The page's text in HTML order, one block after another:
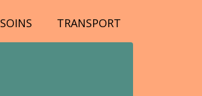
SOINS TRANSPORT